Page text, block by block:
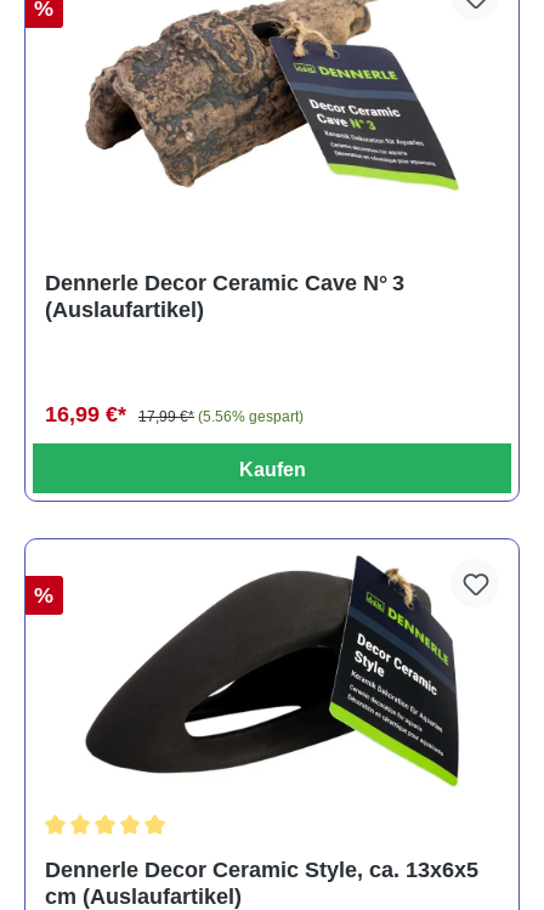
%
Dennerle Decor Ceramic Cave N° 3
(Auslaufartikel)
16,99 €* 17,99 €* (5.56% gespart)
Kaufen
%
Dennerle Decor Ceramic Style, ca. 13x6x5
cm (Auslaufartikel)